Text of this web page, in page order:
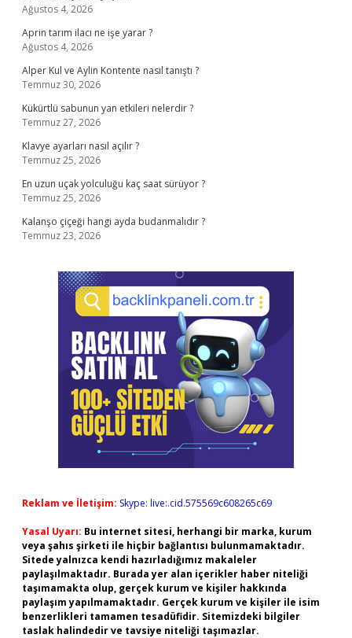
Ağustos 4, 2026
Aprin tarım ilacı ne işe yarar ?
Ağustos 4, 2026
Alper Kul ve Aylin Kontente nasıl tanıştı ?
Temmuz 30, 2026
Kükürtlü sabunun yan etkileri nelerdir ?
Temmuz 27, 2026
Klavye ayarları nasıl açılır ?
Temmuz 25, 2026
En uzun uçak yolculuğu kaç saat sürüyor ?
Temmuz 25, 2026
Kalanşo çiçeği hangi ayda budanmalıdır ?
Temmuz 23, 2026
Reklam ve İletişim: Skype: live:.cid.575569c608265c69
Yasal Uyarı: Bu internet sitesi, herhangi bir marka, kurum
veya şahıs şirketi ile hiçbir bağlantısı bulunmamaktadır.
Sitede yalnızca kendi hazırladığımız makaleler
paylaşılmaktadır. Burada yer alan içerikler haber niteliği
taşımamakta olup, gerçek kurum ve kişiler hakkında
paylaşım yapılmamaktadır. Gerçek kurum ve kişiler ile isim
benzerlikleri tamamen tesadüfidir. Sitemizdeki bilgiler
taslak halindedir ve tavsiye niteliği taşımazlar.